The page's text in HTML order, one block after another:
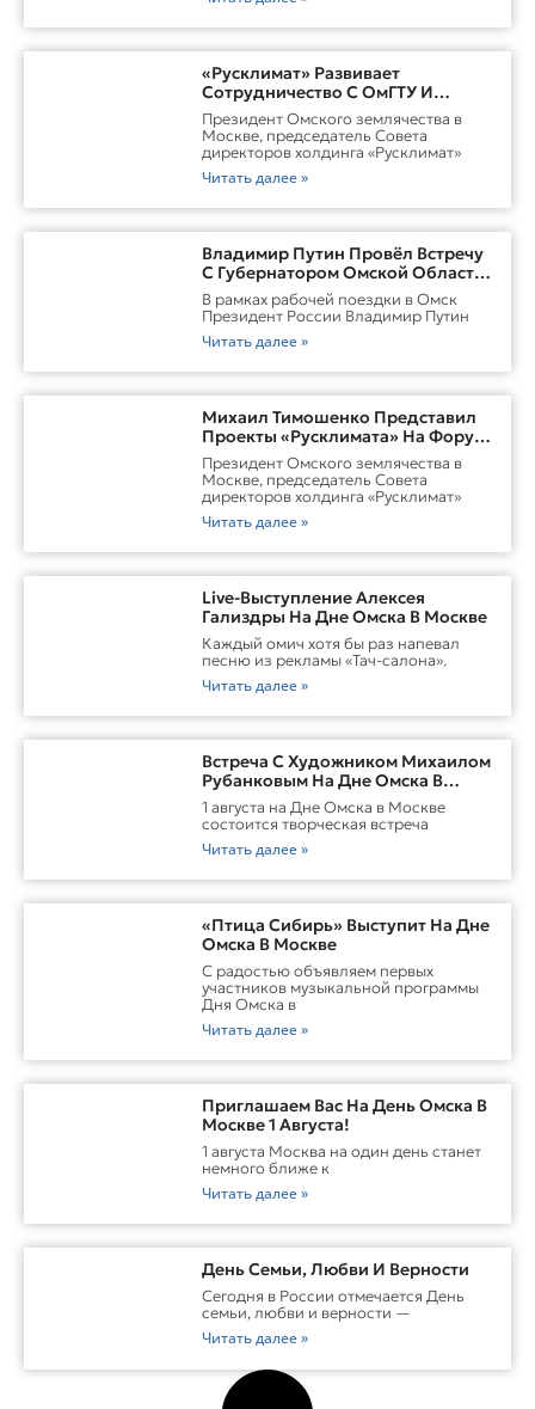
«Русклимат» Развивает
Сотрудничество С ОмГТУ И
Участвует В Обновлении
Городской Среды Омска
Президент Омского землячества в
Москве, председатель Совета
директоров холдинга «Русклимат»
Читать далее »
Владимир Путин Провёл Встречу
С Губернатором Омской Области
Виталием ХоценкоИсточник
В рамках рабочей поездки в Омск
Президент России Владимир Путин
Читать далее »
Михаил Тимошенко Представил
Проекты «Русклимата» На Форуме
России И Казахстана
Президент Омского землячества в
Москве, председатель Совета
директоров холдинга «Русклимат»
Читать далее »
Live-Выступление Алексея
Гализдры На Дне Омска В Москве
Каждый омич хотя бы раз напевал
песню из рекламы «Тач-салона».
Читать далее »
Встреча С Художником Михаилом
Рубанковым На Дне Омска В
Москве
1 августа на Дне Омска в Москве
состоится творческая встреча
Читать далее »
«Птица Сибирь» Выступит На Дне
Омска В Москве
С радостью объявляем первых
участников музыкальной программы
Дня Омска в
Читать далее »
Приглашаем Вас На День Омска В
Москве 1 Августа!
1 августа Москва на один день станет
немного ближе к
Читать далее »
День Семьи, Любви И Верности
Сегодня в России отмечается День
семьи, любви и верности —
Читать далее »